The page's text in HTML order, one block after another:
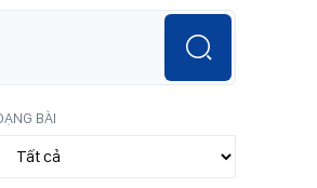
BÀI